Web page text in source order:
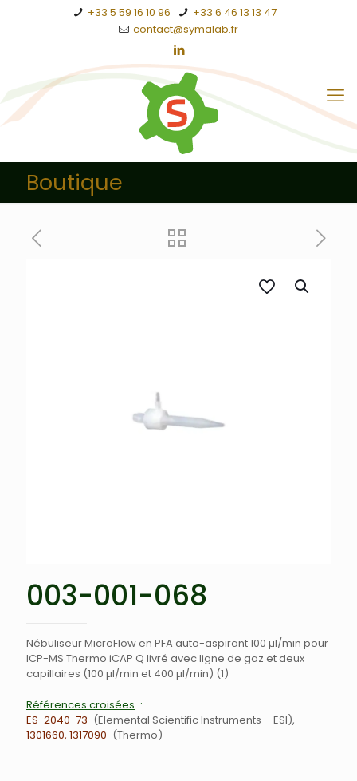
+33 5 59 16 10 96
+33 6 46 13 13 47
contact@symalab.fr
Boutique
003-001-068
Nébuliseur MicroFlow en PFA auto-aspirant 100 µl/min pour
ICP-MS Thermo iCAP Q livré avec ligne de gaz et deux
capillaires (100 µl/min et 400 µl/min) (1)
Références croisées
ES-2040-73
Elemental Scientific Instruments – ESI
1301660, 1317090
Thermo